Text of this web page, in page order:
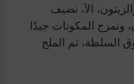
الآ، نضيف
ونمزج المكونات جيدًا.
السلطة، ثم الملح